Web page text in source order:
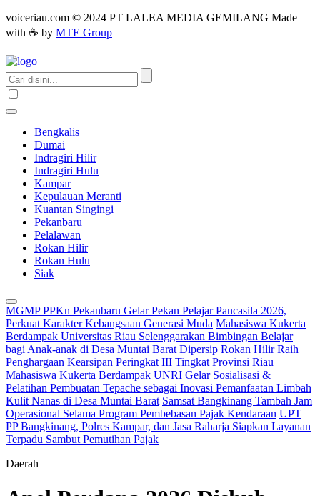
voiceriau.com © 2024 PT LALEA MEDIA GEMILANG Made
with ☕ by MTE Group
Bengkalis
Dumai
Indragiri Hilir
Indragiri Hulu
Kampar
Kepulauan Meranti
Kuantan Singingi
Pekanbaru
Pelalawan
Rokan Hilir
Rokan Hulu
Siak
MGMP PPKn Pekanbaru Gelar Pekan Pelajar Pancasila 2026,
Perkuat Karakter Kebangsaan Generasi Muda Mahasiswa Kukerta
Berdampak Universitas Riau Selenggarakan Bimbingan Belajar
bagi Anak-anak di Desa Muntai Barat Dipersip Rokan Hilir Raih
Penghargaan Kearsipan Peringkat III Tingkat Provinsi Riau
Mahasiswa Kukerta Berdampak UNRI Gelar Sosialisasi &
Pelatihan Pembuatan Tepache sebagai Inovasi Pemanfaatan Limbah
Kulit Nanas di Desa Muntai Barat Samsat Bangkinang Tambah Jam
Operasional Selama Program Pembebasan Pajak Kendaraan UPT
PP Bangkinang, Polres Kampar, dan Jasa Raharja Siapkan Layanan
Terpadu Sambut Pemutihan Pajak
Daerah